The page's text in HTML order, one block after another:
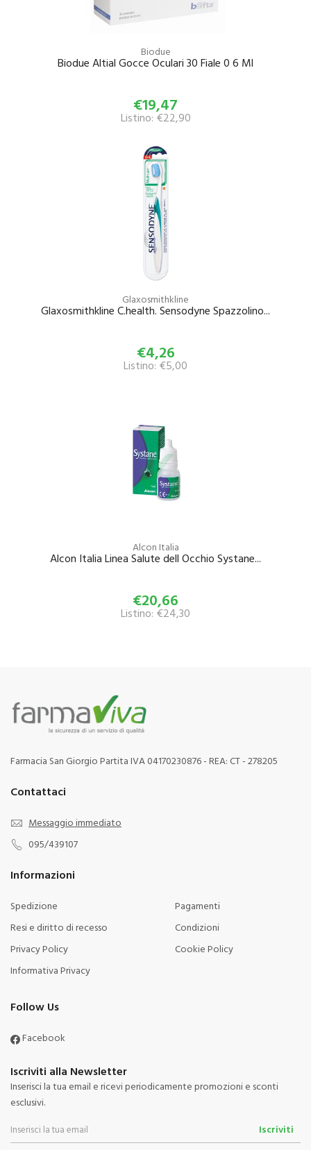
Biodue
Biodue Altial Gocce Oculari 30 Fiale 0 6 Ml
€19,47
Listino: €22,90
Glaxosmithkline
Glaxosmithkline C.health. Sensodyne Spazzolino...
€4,26
Listino: €5,00
Alcon Italia
Alcon Italia Linea Salute dell Occhio Systane...
€20,66
Listino: €24,30
Farmacia San Giorgio Partita IVA 04170230876 - REA: CT - 278205
Contattaci
Messaggio immediato
095/439107
Informazioni
Spedizione
Pagamenti
Resi e diritto di recesso
Condizioni
Privacy Policy
Cookie Policy
Informativa Privacy
Follow Us
Facebook
Iscriviti alla Newsletter
Inserisci la tua email e ricevi periodicamente promozioni e sconti
esclusivi.
Iscriviti